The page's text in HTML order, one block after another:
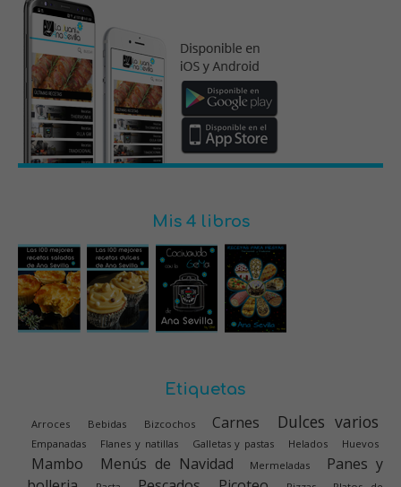
Mis 4 libros
Etiquetas
Arroces Bebidas Bizcochos Carnes Dulces varios
Empanadas Flanes y natillas Galletas y pastas Helados Huevos
Mambo Menús de Navidad Mermeladas
Panes y